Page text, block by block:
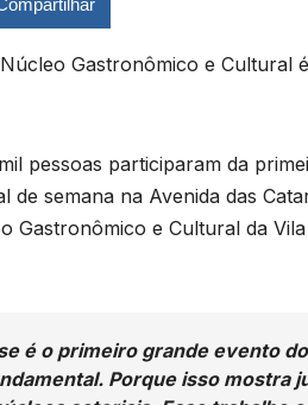
Gastronômico e Cultural
pessoas participaram da
de semana na Avenida das
Gastronômico e Cultural da
é o primeiro grande evento
Porque isso mostra